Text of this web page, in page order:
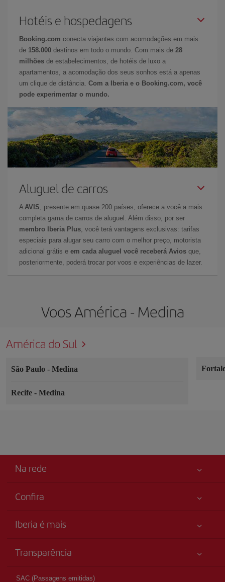
Hotéis e hospedagens
Booking.com conecta viajantes com acomodações em mais
de 158.000 destinos em todo o mundo. Com mais de 28
milhões de estabelecimentos, de hotéis de luxo a
apartamentos, a acomodação dos seus sonhos está a apenas
um clique de distância. Com a Iberia e o Booking.com, você
pode experimentar o mundo.
Aluguel de carros
A AVIS , presente em quase 200 países, oferece a você a mais
completa gama de carros de aluguel. Além disso, por ser
membro Iberia Plus , você terá vantagens exclusivas: tarifas
especiais para alugar seu carro com o melhor preço, motorista
adicional grátis e em cada aluguel você receberá Avios que,
posteriormente, poderá trocar por voos e experiências de lazer.
Voos América - Medina
América do Sul
São Paulo - Medina
Recife - Medina
Na rede
Confira
Acessibilidade
Sustentabilidade
Iberia é mais
Grupo Iberia
Acionistas e investidores
Transparência
SAC (Passagens emitidas)